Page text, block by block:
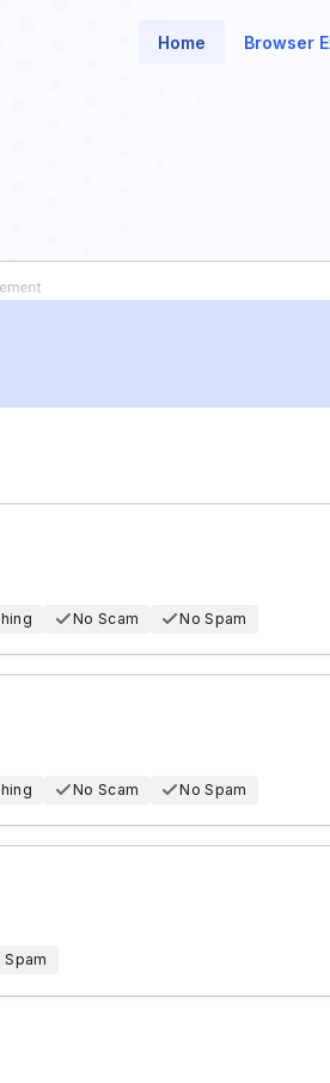
Home Browser
No Scam No Spam
No Scam No Spam
Spam